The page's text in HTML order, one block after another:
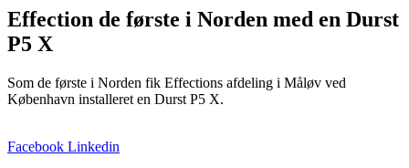
Effection de første i Norden med en Durst
P5 X
Som de første i Norden fik Effections afdeling i Måløv ved
København installeret en Durst P5 X.
Facebook Linkedin